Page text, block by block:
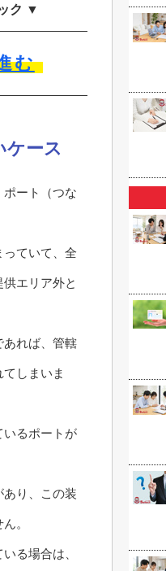
ク ▼
む
ケース
ート（つな
ていて、全
エリア外と
あれば、管轄
しまいま
いるポートが
り、この装
。
る場合は、